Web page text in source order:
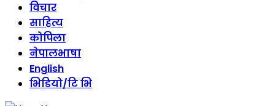
विचार
साहित्य
कोपिला
नेपालभाषा
English
भिडियो/टि भि